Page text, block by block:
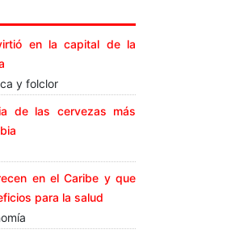
en la capital de la
y folclor
de las cervezas más
en el Caribe y que
para la salud